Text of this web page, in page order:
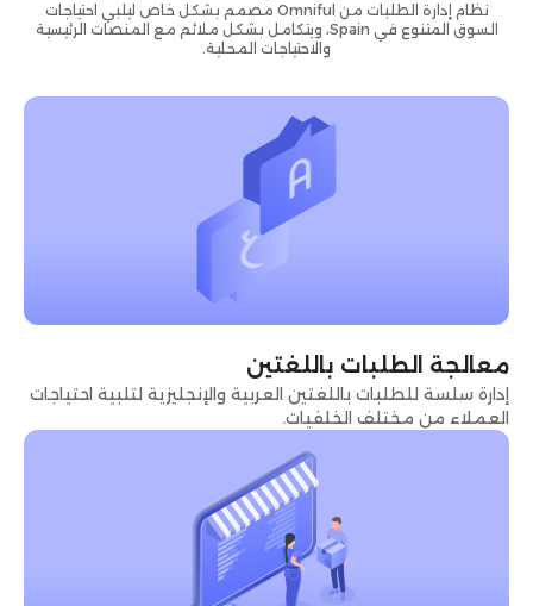
نظام إدارة الطلبات من Omniful مصمم بشكل خاص ليلبي احتياجات
السوق المتنوع في Spain، ويتكامل بشكل ملائم مع المنصات الرئيسية
والاحتياجات المحلية.
معالجة الطلبات باللغتين
إدارة سلسة للطلبات باللغتين العربية والإنجليزية لتلبية احتياجات
العملاء من مختلف الخلفيات.